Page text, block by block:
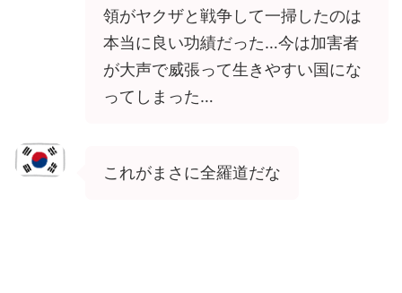
領がヤクザと戦争して一掃したのは
本当に良い功績だった…今は加害者
が大声で威張って生きやすい国にな
ってしまった…
これがまさに全羅道だな